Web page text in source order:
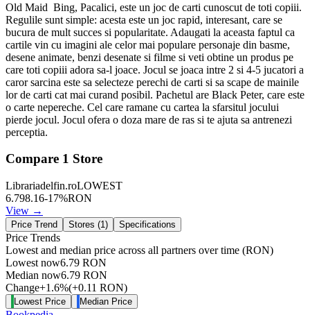
Old Maid Bing, Pacalici, este un joc de carti cunoscut de toti copiii.
Regulile sunt simple: acesta este un joc rapid, interesant, care se
bucura de mult succes si popularitate. Adaugati la aceasta faptul ca
cartile vin cu imagini ale celor mai populare personaje din basme,
desene animate, benzi desenate si filme si veti obtine un produs pe
care toti copiii adora sa-l joace. Jocul se joaca intre 2 si 4-5 jucatori a
caror sarcina este sa selecteze perechi de carti si sa scape de mainile
lor de carti cat mai curand posibil. Pachetul are Black Peter, care este
o carte nepereche. Cel care ramane cu cartea la sfarsitul jocului
pierde jocul. Jocul ofera o doza mare de ras si te ajuta sa antrenezi
perceptia.
Compare 1 Store
Librariadelfin.roLOWEST
6.798.16-17%RON
View →
Price Trend Stores (1) Specifications
Price Trends
Lowest and median price across all partners over time (RON)
Lowest now6.79 RON
Median now6.79 RON
Change+1.6%(+0.11 RON)
Lowest Price Median Price